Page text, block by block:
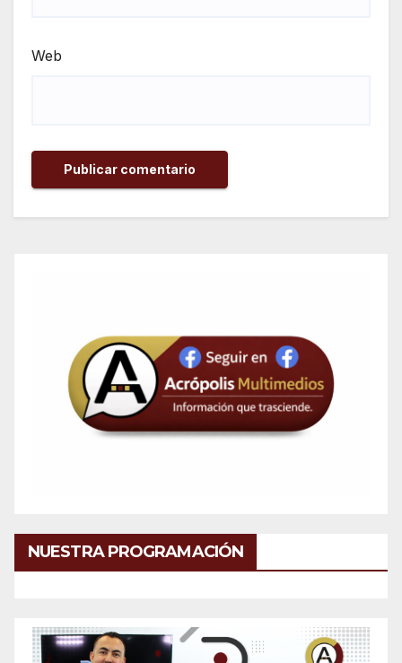
Web
NUESTRA PROGRAMACIÓN